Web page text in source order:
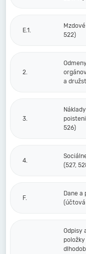
E.1.
522)
2.
a
3.
526)
4.
(527,
F.
Dane a
(účtová
Odpisy
položky